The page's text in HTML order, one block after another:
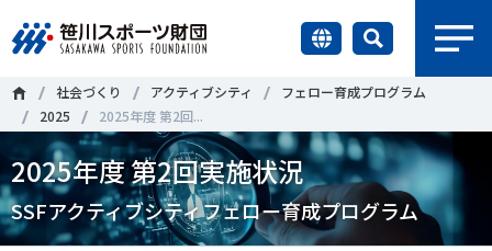
財団情報
研究員紹介
調査・研究
＃誰が子どものスポーツをささえるのか ＃部活動
＃アクティブなまちづくり ＃日本人の身体活動と健康寿命
社会づくり アクティブシティ
フェロー育成プログラム
2025
2025年度 第2回...
2025年度 第2回実施状況
SSFアクティブシティフェロー育成プログラム